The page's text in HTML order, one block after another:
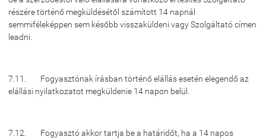
részére történő megküldésétől számított 14 napnál
semmiféleképpen sem később visszaküldeni vagy Szolgáltató címen
leadni.
7.11. Fogyasztónak írásban történő elállás esetén elegendő az
elállási nyilatkozatot megküldenie 14 napon belül.
7.12. Fogyasztó akkor tartja be a határidőt, ha a 14 napos